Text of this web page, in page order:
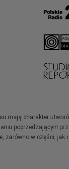
charakter
poprzedzającym
w części, jak